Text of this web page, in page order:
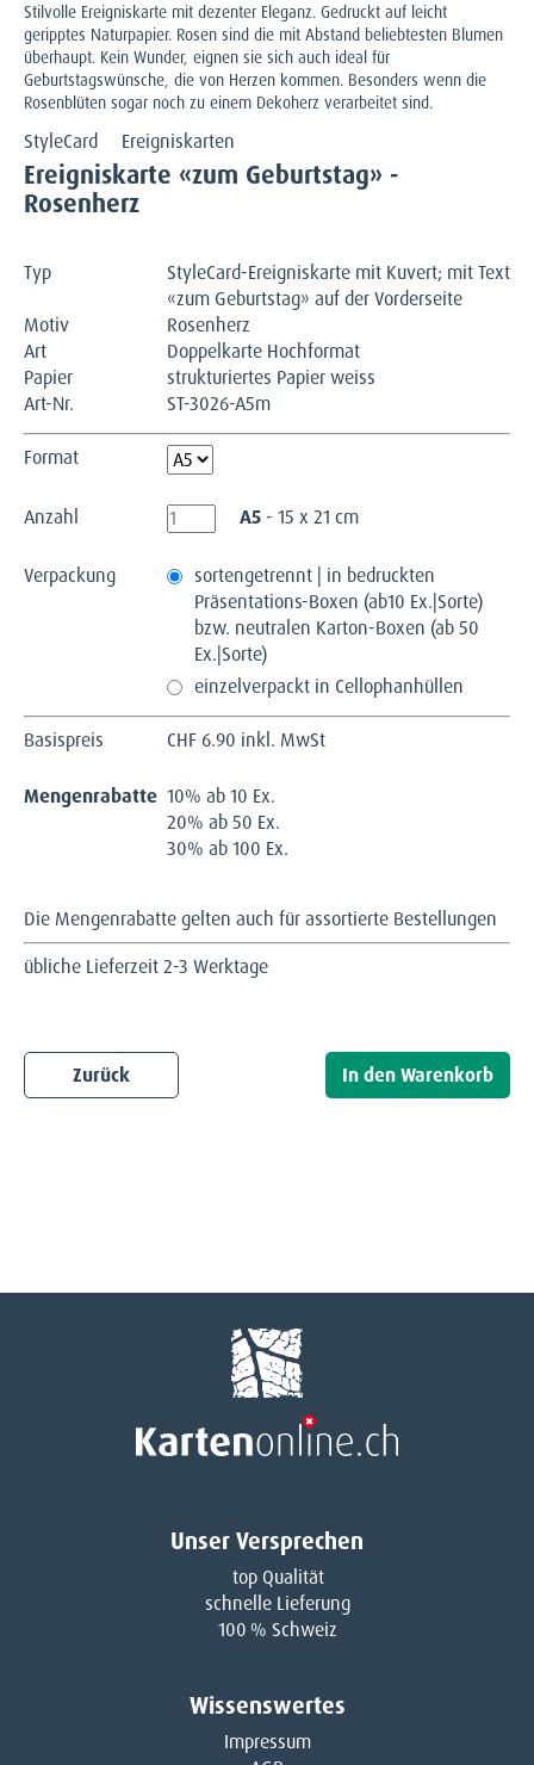
Stilvolle Ereigniskarte mit dezenter Eleganz. Gedruckt auf leicht
geripptes Naturpapier. Rosen sind die mit Abstand beliebtesten Blumen
überhaupt. Kein Wunder, eignen sie sich auch ideal für
Geburtstagswünsche, die von Herzen kommen. Besonders wenn die
Rosenblüten sogar noch zu einem Dekoherz verarbeitet sind.
StyleCard Ereigniskarten
Ereigniskarte «zum Geburtstag» -
Rosenherz
Typ
StyleCard-Ereigniskarte mit Kuvert; mit Text
«zum Geburtstag» auf der Vorderseite
Motiv
Rosenherz
Art
Doppelkarte Hochformat
Papier
strukturiertes Papier weiss
Art-Nr.
ST-3026-A5m
Format
Anzahl A5 - 15 x 21 cm
Verpackung
sortengetrennt | in bedruckten
Präsentations-Boxen (ab10 Ex.|Sorte)
bzw. neutralen Karton-Boxen (ab 50
Ex.|Sorte)
einzelverpackt in Cellophanhüllen
Basispreis CHF 6.90 inkl. MwSt
Mengenrabatte 10% ab 10 Ex.
20% ab 50 Ex.
30% ab 100 Ex.
Die Mengenrabatte gelten auch für assortierte Bestellungen
übliche Lieferzeit 2-3 Werktage
Zurück
Unser Versprechen
top Qualität
schnelle Lieferung
100 % Schweiz
Wissenswertes
Impressum